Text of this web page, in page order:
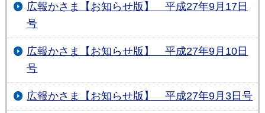
広報かさま【お知らせ版】 平成27年9月17日
号
広報かさま【お知らせ版】 平成27年9月10日
号
広報かさま【お知らせ版】 平成27年9月3日号